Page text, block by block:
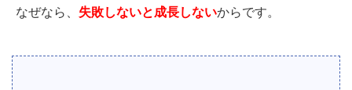
なぜなら、 失敗しないと成長しないからです。